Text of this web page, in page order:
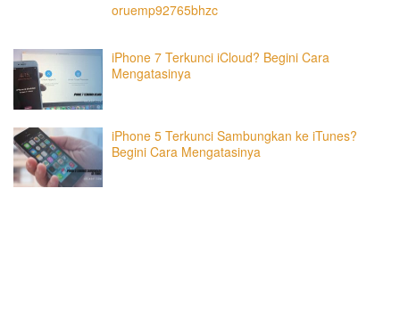
oruemp92765bhzc
iPhone 7 Terkunci iCloud? Begini Cara
Mengatasinya
iPhone 5 Terkunci Sambungkan ke iTunes?
Begini Cara Mengatasinya